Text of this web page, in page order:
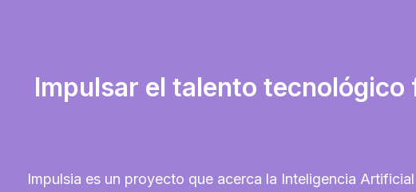
Impulsar el talento
Impulsia es un proyecto que acerca la Inteligencia